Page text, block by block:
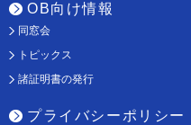
OB向け情報
同窓会
トピックス
諸証明書の発行
プライバシーポリシー